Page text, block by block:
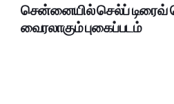
சென்னையில் செல்ப் டிரைவ்
வைரலாகும் புகைப்படம்